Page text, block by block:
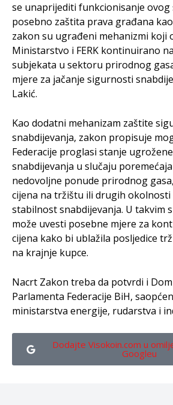
se unaprijediti funkcionisanje ovog
posebno zaštita prava građana
zakon su ugrađeni mehanizmi koji
Ministarstvo i FERK kontinuirano
subjekata u sektoru prirodnog
mjere za jačanje sigurnosti
Lakić.
Kao dodatni mehanizam zaštite
snabdijevanja, zakon propisuje
Federacije proglasi stanje
snabdijevanja u slučaju
nedovoljne ponude prirodnog
cijena na tržištu ili drugih
stabilnost snabdijevanja. U takvim
može uvesti posebne mjere za
cijena kako bi ublažila posljedice
na krajnje kupce.
Nacrt Zakon treba da potvrdi i
Parlamenta Federacije BiH,
ministarstva energije, rudarstva i
Dodajte Visokoin.com u
Googleu